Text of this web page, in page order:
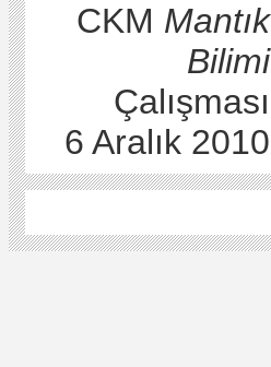
CKM Mantık
Bilimi
Çalışması
6 Aralık 2010